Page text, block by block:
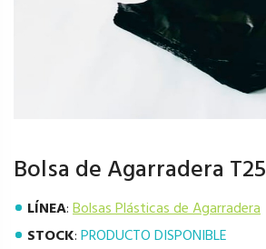
Bolsa de Agarradera T25
LÍNEA:Bolsas Plásticas de Agarradera
STOCK:PRODUCTO DISPONIBLE